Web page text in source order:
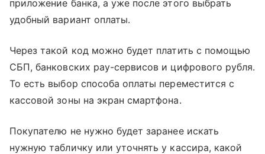
приложение банка, а уже после этого выбрать
удобный вариант оплаты.
Через такой код можно будет платить с помощью
СБП, банковских pay-сервисов и цифрового рубля.
То есть выбор способа оплаты переместится с
кассовой зоны на экран смартфона.
Покупателю не нужно будет заранее искать
нужную табличку или уточнять у кассира, какой